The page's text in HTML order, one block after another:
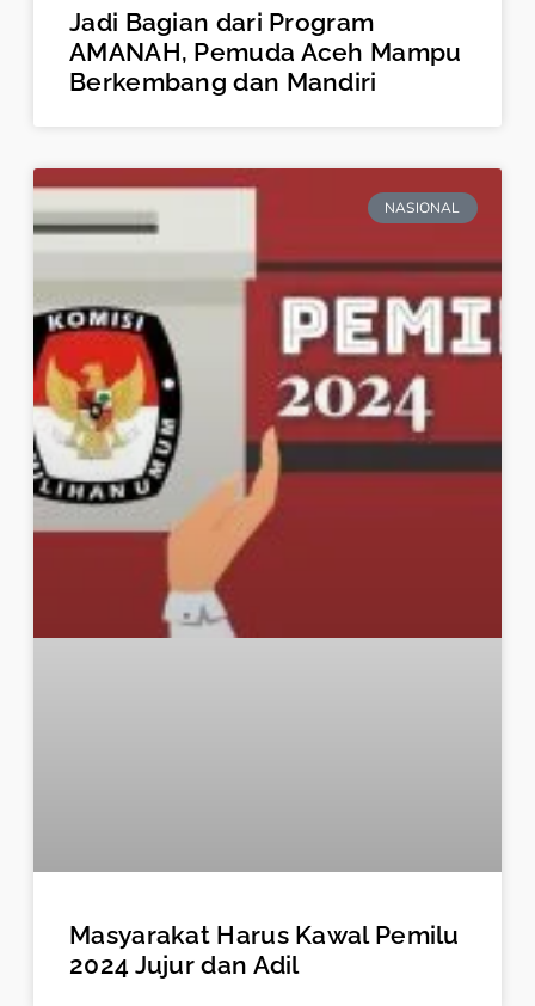
Jadi Bagian dari Program
AMANAH, Pemuda Aceh Mampu
Berkembang dan Mandiri
NASIONAL
Masyarakat Harus Kawal Pemilu
2024 Jujur dan Adil